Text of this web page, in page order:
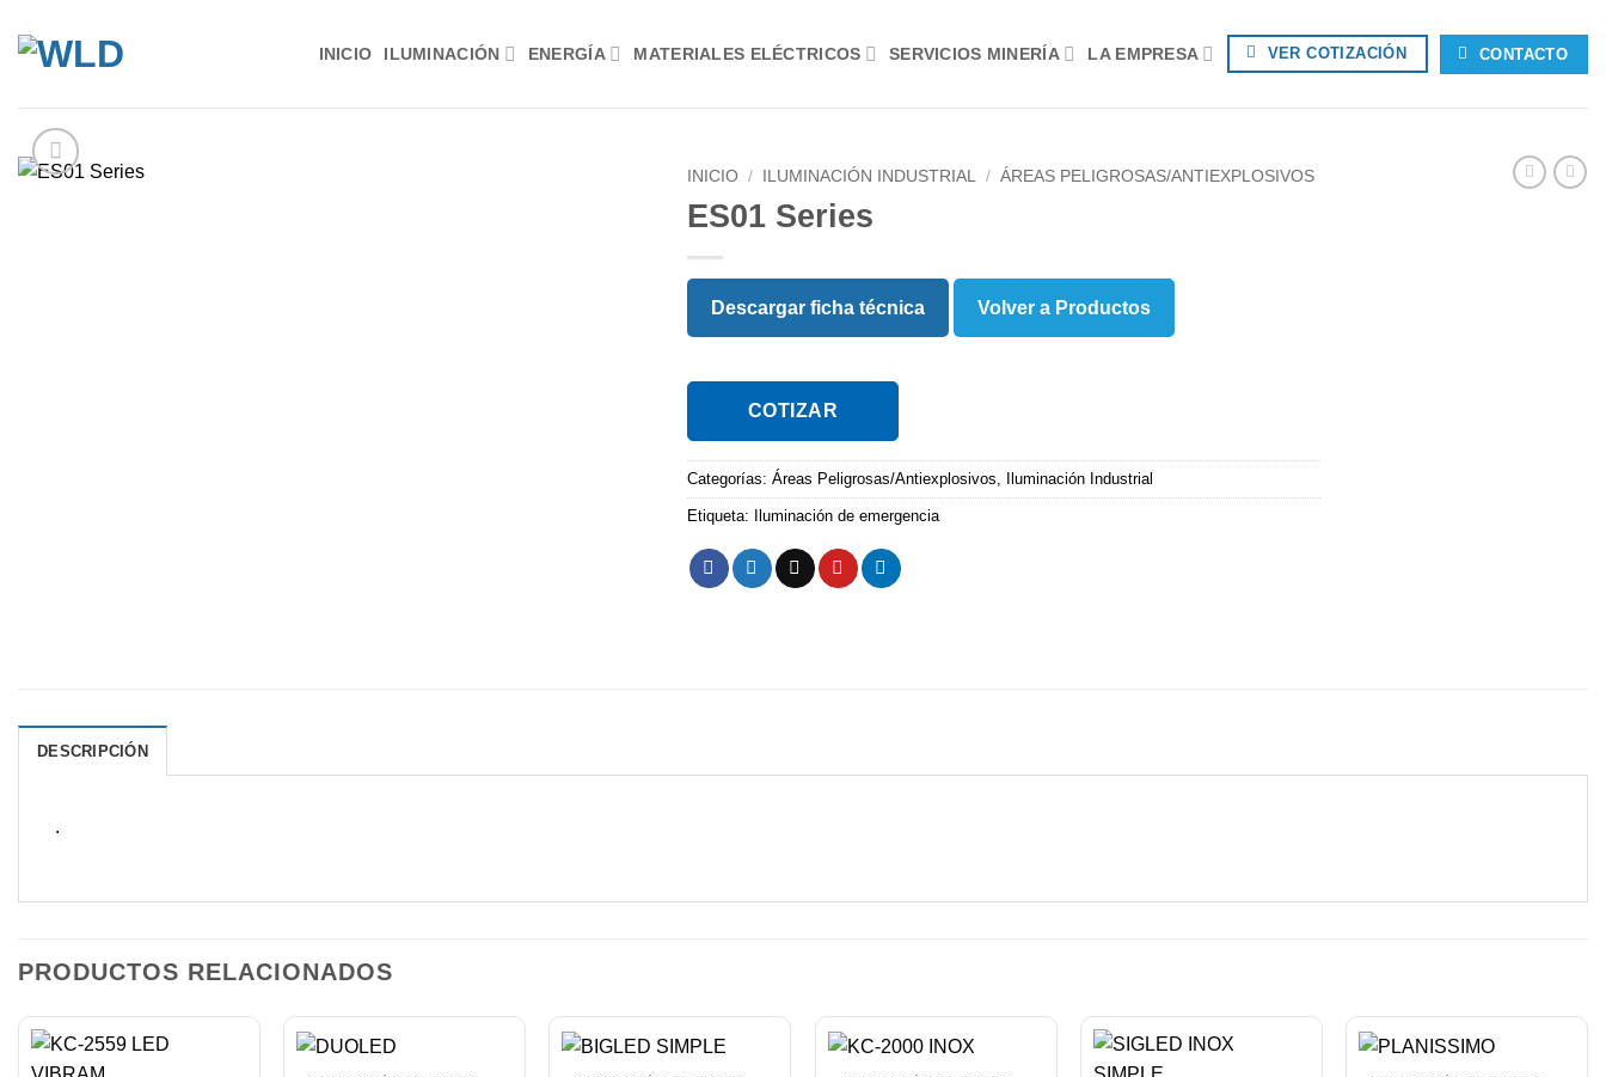
contenido
INICIO ILUMINACIÓN ENERGÍA MATERIALES ELÉCTRICOS SERVICIOS MINERÍA LA EMPRESA VER COTIZACIÓN CONTACTO
INICIO / ILUMINACIÓN INDUSTRIAL / ÁREAS PELIGROSAS/ANTIEXPLOSIVOS
ES01 Series
Descargar ficha técnica Volver a Productos
COTIZAR
Categorías: Áreas Peligrosas/Antiexplosivos Iluminación Industrial
Etiqueta: Iluminación de emergencia
DESCRIPCIÓN
.
PRODUCTOS RELACIONADOS